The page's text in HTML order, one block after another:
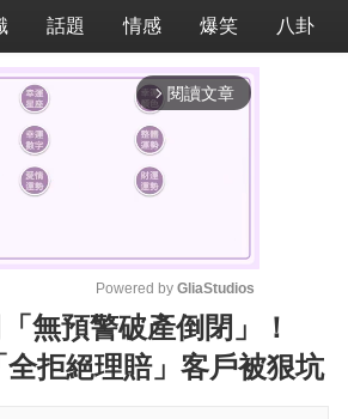
話題 情感 爆笑 八卦
arrow_forward_ios 閱讀文章
M
u
Powered by GliaStudios
無預警破產倒閉」！
拒絕理賠」客戶被狠坑